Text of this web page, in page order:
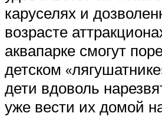
каруселях и
возрасте
аквапарке смогут
детском
дети вдоволь
уже вести их домой